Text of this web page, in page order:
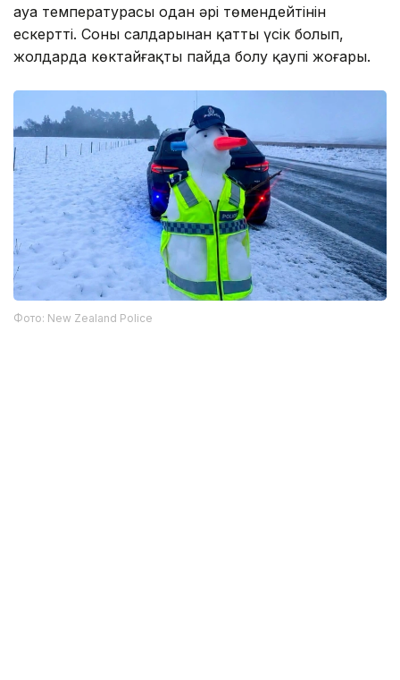
ауа температурасы одан әрі төмендейтінін
ескертті. Соның салдарынан қатты үсік болып,
жолдарда көктайғақтың пайда болу қаупі жоғары.
Фото: New Zealand Police